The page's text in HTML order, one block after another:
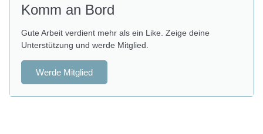
Komm an Bord
Gute Arbeit verdient mehr als ein Like. Zeige deine
Unterstützung und werde Mitglied.
Werde Mitglied